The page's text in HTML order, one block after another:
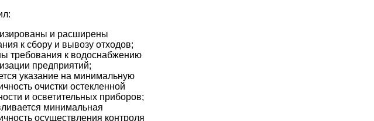
и расширены
к сбору и вывозу отходов;
требования к водоснабжению
предприятий;
указание на минимальную
очистки остекленной
и осветительных приборов;
минимальная
осуществления контроля